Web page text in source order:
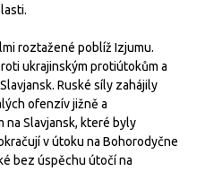
roztažené poblíž Izjumu.
ukrajinským protiútokům a
Ruské síly zahájily
ofenzív jižně a
na Slavjansk, které byly
v útoku na Bohorodyčne
bez úspěchu útočí na